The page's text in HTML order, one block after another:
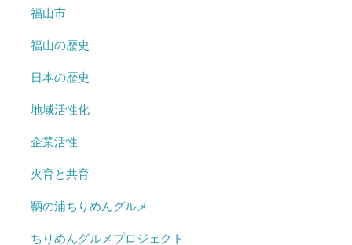
福山市
福山の歴史
日本の歴史
地域活性化
企業活性
火育と共育
鞆の浦ちりめんグルメ
ちりめんグルメプロジェクト